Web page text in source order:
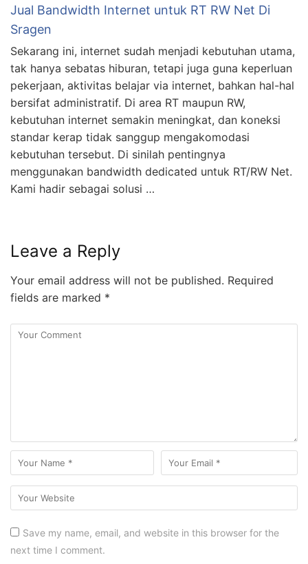
Jual Bandwidth Internet untuk RT RW Net Di
Sragen
Sekarang ini, internet sudah menjadi kebutuhan utama,
tak hanya sebatas hiburan, tetapi juga guna keperluan
pekerjaan, aktivitas belajar via internet, bahkan hal-hal
bersifat administratif. Di area RT maupun RW,
kebutuhan internet semakin meningkat, dan koneksi
standar kerap tidak sanggup mengakomodasi
kebutuhan tersebut. Di sinilah pentingnya
menggunakan bandwidth dedicated untuk RT/RW Net.
Kami hadir sebagai solusi …
Leave a Reply
Your email address will not be published. Required
fields are marked *
Save my name, email, and website in this browser for the
next time I comment.